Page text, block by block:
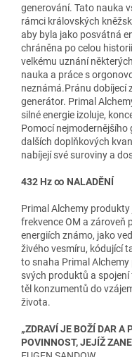
generování. Tato nauka
rámci královských
aby byla jako posvátná
chráněna po celou
velkému uznání
nauka a práce s
neznámá.Pránu dobíjecí
generátor. Primal
silné energie izoluje,
Pomocí nejmodernějšího
dalších doplňkových
nabíjejí své suroviny a
432 Hz ∞ NALADĚNÍ
Primal Alchemy
frekvence OM a zároveň
energiích známo, jako
živého vesmíru, kódující
to snaha Primal
svých produktů a
těl konzumentů do
života.
„ZDRAVÍ JE BOŽÍ DAR A
POVINNOST, JEJÍŽ